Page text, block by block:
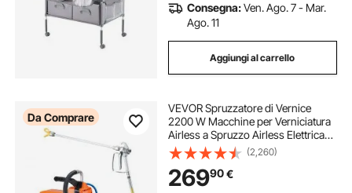
Consegna:Ven. Ago. 7 - Mar.
Ago. 11
Aggiungi al carrello
Da Comprare
VEVOR Spruzzatore di Vernice
2200 W Macchine per Verniciatura
Airless a Spruzzo Airless Elettrica
da 2 L/min, Macchina a Spruzzo per
Vernice con Tubo da 9 m per Pareti,
Mobili, Esterni, Interni
(2,260)
26990€